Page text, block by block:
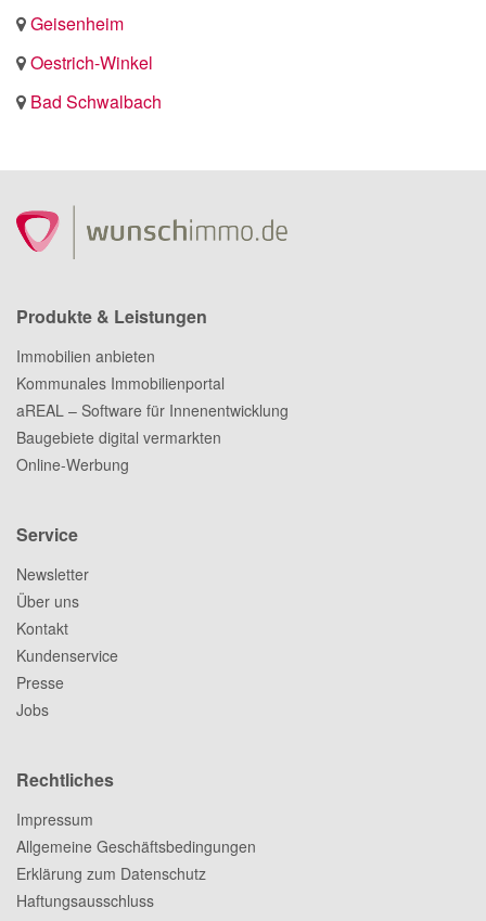
Geisenheim
Oestrich-Winkel
Bad Schwalbach
Produkte & Leistungen
Immobilien anbieten
Kommunales Immobilienportal
aREAL – Software für Innenentwicklung
Baugebiete digital vermarkten
Online-Werbung
Service
Newsletter
Über uns
Kontakt
Kundenservice
Presse
Jobs
Rechtliches
Impressum
Allgemeine Geschäftsbedingungen
Erklärung zum Datenschutz
Haftungsausschluss